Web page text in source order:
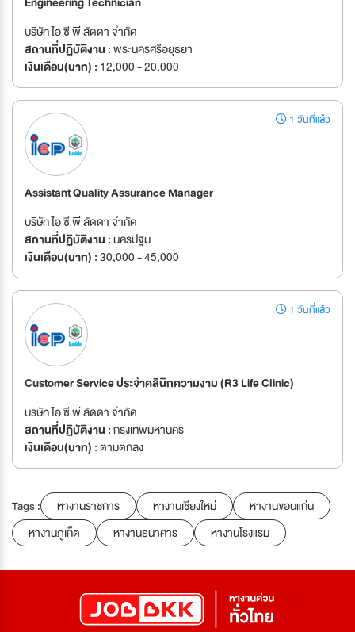
บริษัท ไอ ซี พี ลัดดา จำกัด
สถานที่ปฏิบัติงาน :พระนครศรีอยุธยา
เงินเดือน(บาท) : 12,000 - 20,000
1 วันที่แล้ว
Assistant Quality Assurance Manager
บริษัท ไอ ซี พี ลัดดา จำกัด
สถานที่ปฏิบัติงาน :นครปฐม
เงินเดือน(บาท) :30,000 - 45,000
1 วันที่แล้ว
Customer Service ประจำคลินิกความงาม (R3 Life Clinic)
บริษัท ไอ ซี พี ลัดดา จำกัด
สถานที่ปฏิบัติงาน :กรุงเทพมหานคร
เงินเดือน(บาท) :ตามตกลง
Tags : หางานราชการ หางานเชียงใหม่
หางานขอนแก่น
หางานภูเก็ต
หางานธนาคาร หางานโรงแรม